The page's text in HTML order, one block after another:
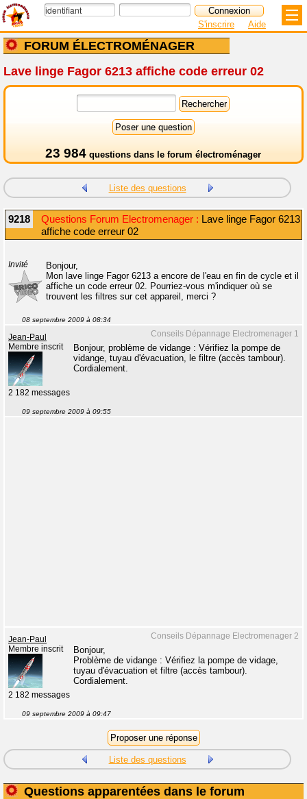
FORUM ÉLECTROMÉNAGER
S'inscrire Aide
Lave linge Fagor 6213 affiche code erreur 02
23 984 questions dans le forum électroménager
Liste des questions
9218 Questions Forum Electromenager : Lave linge Fagor 6213
affiche code erreur 02
Invité
Bonjour,
Mon lave linge Fagor 6213 a encore de l'eau en fin de cycle et il
affiche un code erreur 02. Pourriez-vous m'indiquer où se
trouvent les filtres sur cet appareil, merci ?
08 septembre 2009 à 08:34
Conseils Dépannage Electromenager 1
Jean-Paul
Membre inscrit
2 182 messages
Bonjour, problème de vidange : Vérifiez la pompe de
vidange, tuyau d'évacuation, le filtre (accès tambour).
Cordialement.
09 septembre 2009 à 09:55
Conseils Dépannage Electromenager 2
Jean-Paul
Membre inscrit
2 182 messages
Bonjour,
Problème de vidange : Vérifiez la pompe de vidage,
tuyau d'évacuation et filtre (accès tambour).
Cordialement.
09 septembre 2009 à 09:47
Liste des questions
Questions apparentées dans le forum